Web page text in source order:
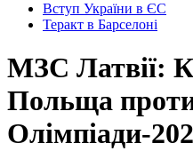
Вступ України в ЄС
Теракт в Барселоні
МЗС Латвії:
Польща
Олімпіади-